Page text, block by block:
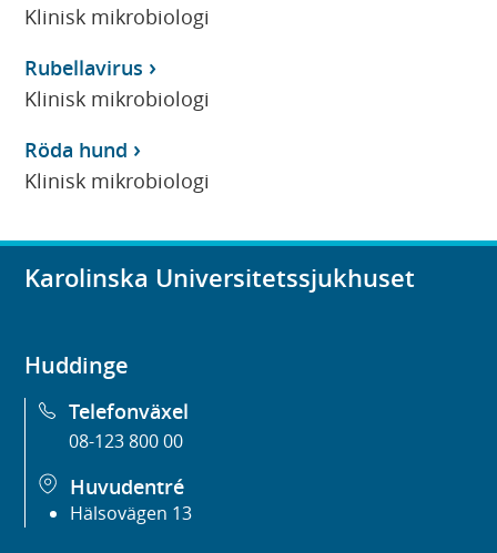
Klinisk mikrobiologi
Rubellavirus
Klinisk mikrobiologi
Röda hund
Klinisk mikrobiologi
Karolinska Universitetssjukhuset
Huddinge
Telefonväxel
08-123 800 00
Huvudentré
Hälsovägen 13